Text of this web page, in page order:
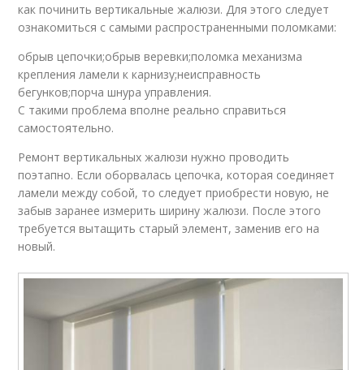
как починить вертикальные жалюзи. Для этого следует
ознакомиться с самыми распространенными поломками:
обрыв цепочки;обрыв веревки;поломка механизма
крепления ламели к карнизу;неисправность
бегунков;порча шнура управления.
С такими проблема вполне реально справиться
самостоятельно.
Ремонт вертикальных жалюзи нужно проводить
поэтапно. Если оборвалась цепочка, которая соединяет
ламели между собой, то следует приобрести новую, не
забыв заранее измерить ширину жалюзи. После этого
требуется вытащить старый элемент, заменив его на
новый.